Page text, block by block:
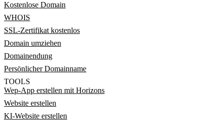
Kostenlose Domain
WHOIS
SSL-Zertifikat kostenlos
Domain umziehen
Domainendung
Persönlicher Domainname
TOOLS
Wep-App erstellen mit Horizons
Website erstellen
KI-Website erstellen